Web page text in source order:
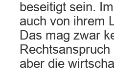
beseitigt sein.
auch von ihrem
Das mag zwar
aber die